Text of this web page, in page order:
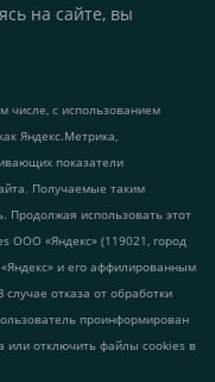
на сайте, вы
числе, с использованием
Яндекс.Метрика,
показатели
Получаемые таким
Продолжая использовать этот
ООО «Яндекс» (119021, город
и его аффилированным
отказа от обработки
проинформирован
или отключить файлы cookies в